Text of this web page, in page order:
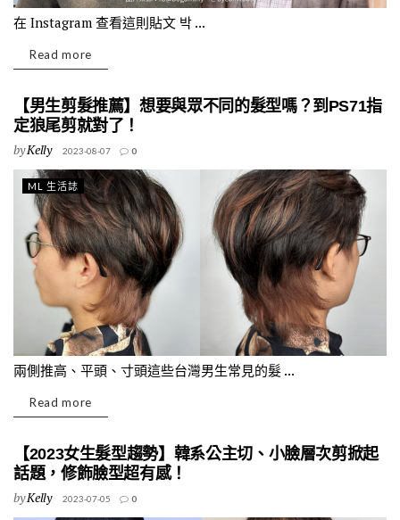
在 Instagram 查看這則貼文 박 ...
Read more
【男生剪髮推薦】想要與眾不同的髮型嗎？到PS71指
定狼尾剪就對了！
byKelly 2023-08-07 0
ML 生活誌
兩側推高、平頭、寸頭這些台灣男生常見的髮 ...
Read more
【2023女生髮型趨勢】韓系公主切、小臉層次剪掀起
話題，修飾臉型超有感！
byKelly 2023-07-05 0